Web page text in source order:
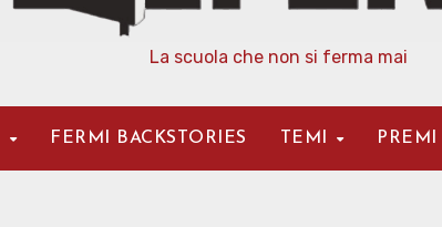
La scuola che non si ferma mai
FERMI BACKSTORIES TEMI PREMI